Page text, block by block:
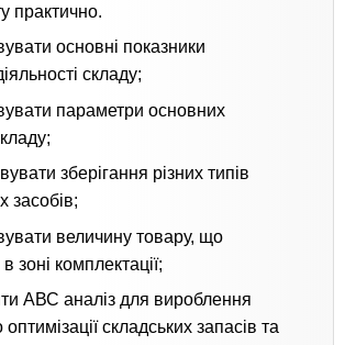
практично.
основні показники
складу;
параметри основних
зберігання різних типів
засобів;
величину товару, що
зоні комплектації;
АВС аналіз для вироблення
складських запасів та